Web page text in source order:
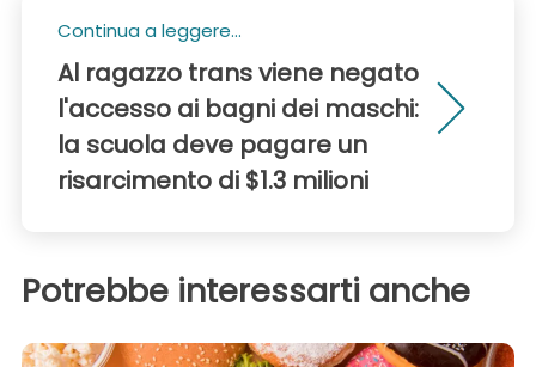
Continua a leggere...
Al ragazzo trans viene negato
l'accesso ai bagni dei maschi:
la scuola deve pagare un
risarcimento di $1.3 milioni
Potrebbe interessarti anche